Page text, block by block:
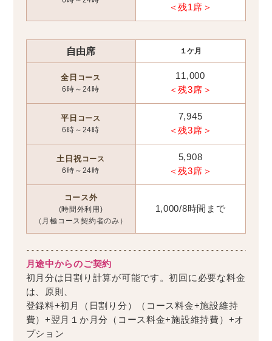
＜残1席＞
自由席 １ケ月
全日 コース
6時～24時
11,000
＜残3席＞
平日 コース
6時～24時
7,945
＜残3席＞
土日祝コース
6時～24時
5,908
＜残3席＞
コース外
(時間外利用)
（月極コース契約者のみ）
1,000/8時間まで
月途中からのご契約
初月分は日割り計算が可能です。初回に必要な料金
は、原則、
登録料+初月（日割り分）（コース料金+施設維持
費）+翌月１か月分（コース料金+施設維持費）+オ
プション